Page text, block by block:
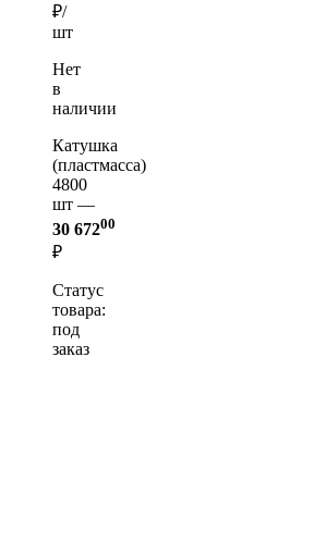
₽/
шт
Нет
в
наличии
Катушка
(пластмасса)
4800
шт —
30 67200
₽
Статус
товара:
под
заказ